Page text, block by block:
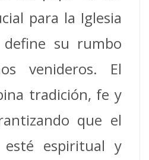
para la Iglesia
define su rumbo
venideros. El
tradición, fe y
que el
esté espiritual y